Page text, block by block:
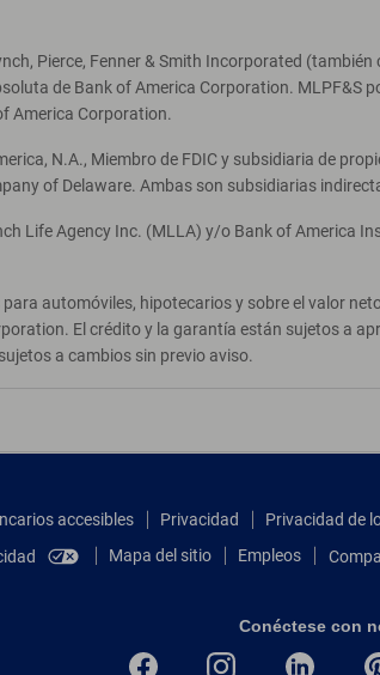
Pierce, Fenner & Smith Incorporated
de Bank of America Corporation.
America Corporation.
N.A., Miembro de FDIC y subsidiaria de
of Delaware. Ambas son subsidiarias
Life Agency Inc. (MLLA) y/o Bank of America
automóviles, hipotecarios y sobre el valor
El crédito y la garantía están sujetos a
a cambios sin previo aviso.
accesibles Privacidad Privacidad de
Mapa del sitio Empleos
Conéctese con